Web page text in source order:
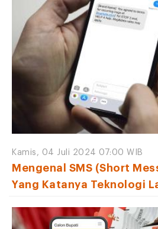
Kamis, 04 Juli 2024 07:00 WIB
Mengenal SMS (Short
Yang Katanya Teknologi